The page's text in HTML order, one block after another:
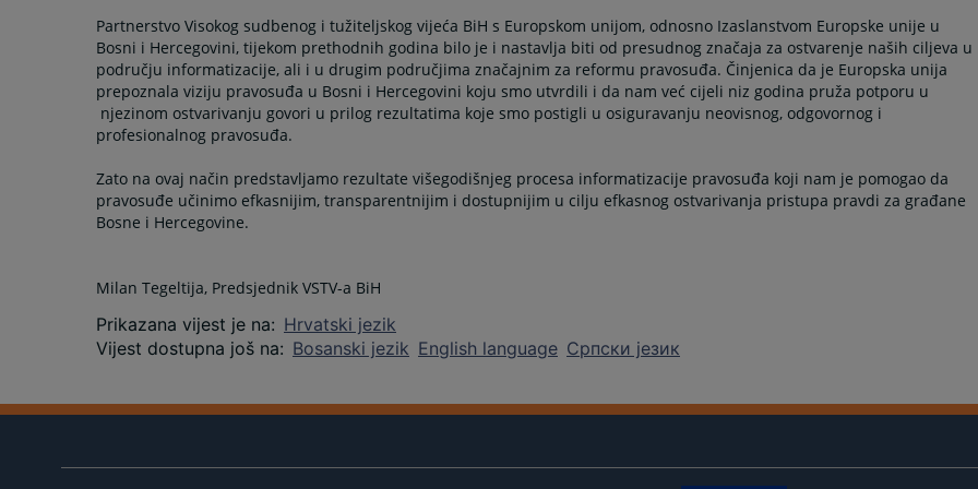
Partnerstvo Visokog sudbenog i tužiteljskog vijeća BiH s Europskom unijom, odnosno Izaslanstvom Europske unije u
Bosni i Hercegovini, tijekom prethodnih godina bilo je i nastavlja biti od presudnog značaja za ostvarenje naših ciljeva u
području informatizacije, ali i u drugim područjima značajnim za reformu pravosuđa. Činjenica da je Europska unija
prepoznala viziju pravosuđa u Bosni i Hercegovini koju smo utvrdili i da nam već cijeli niz godina pruža potporu u
njezinom ostvarivanju govori u prilog rezultatima koje smo postigli u osiguravanju neovisnog, odgovornog i
profesionalnog pravosuđa.
Zato na ovaj način predstavljamo rezultate višegodišnjeg procesa informatizacije pravosuđa koji nam je pomogao da
pravosuđe učinimo efkasnijim, transparentnijim i dostupnijim u cilju efkasnog ostvarivanja pristupa pravdi za građane
Bosne i Hercegovine.
Milan Tegeltija, Predsjednik VSTV-a BiH
Prikazana vijest je na: Hrvatski jezik
Vijest dostupna još na: Bosanski jezik English language Српски језик